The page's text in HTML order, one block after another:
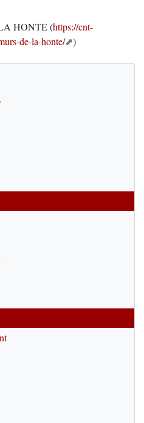
HONTE (https://cnt-
de-la-honte/
)